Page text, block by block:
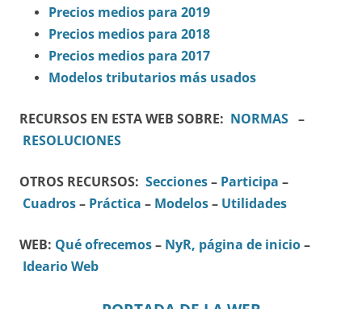
Precios medios para 2019
Precios medios para 2018
Precios medios para 2017
Modelos tributarios más usados
RECURSOS EN ESTA WEB SOBRE: NORMAS –
RESOLUCIONES
OTROS RECURSOS: Secciones– Participa –
Cuadros– Práctica – Modelos– Utilidades
WEB: Qué ofrecemos– NyR, página de inicio–
Ideario Web